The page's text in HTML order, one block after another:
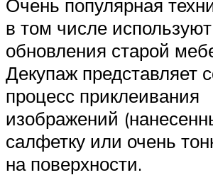
Очень популярная
в том числе
обновления старой
Декупаж представляет
процесс приклеивания
изображений
салфетку или очень
на поверхности.